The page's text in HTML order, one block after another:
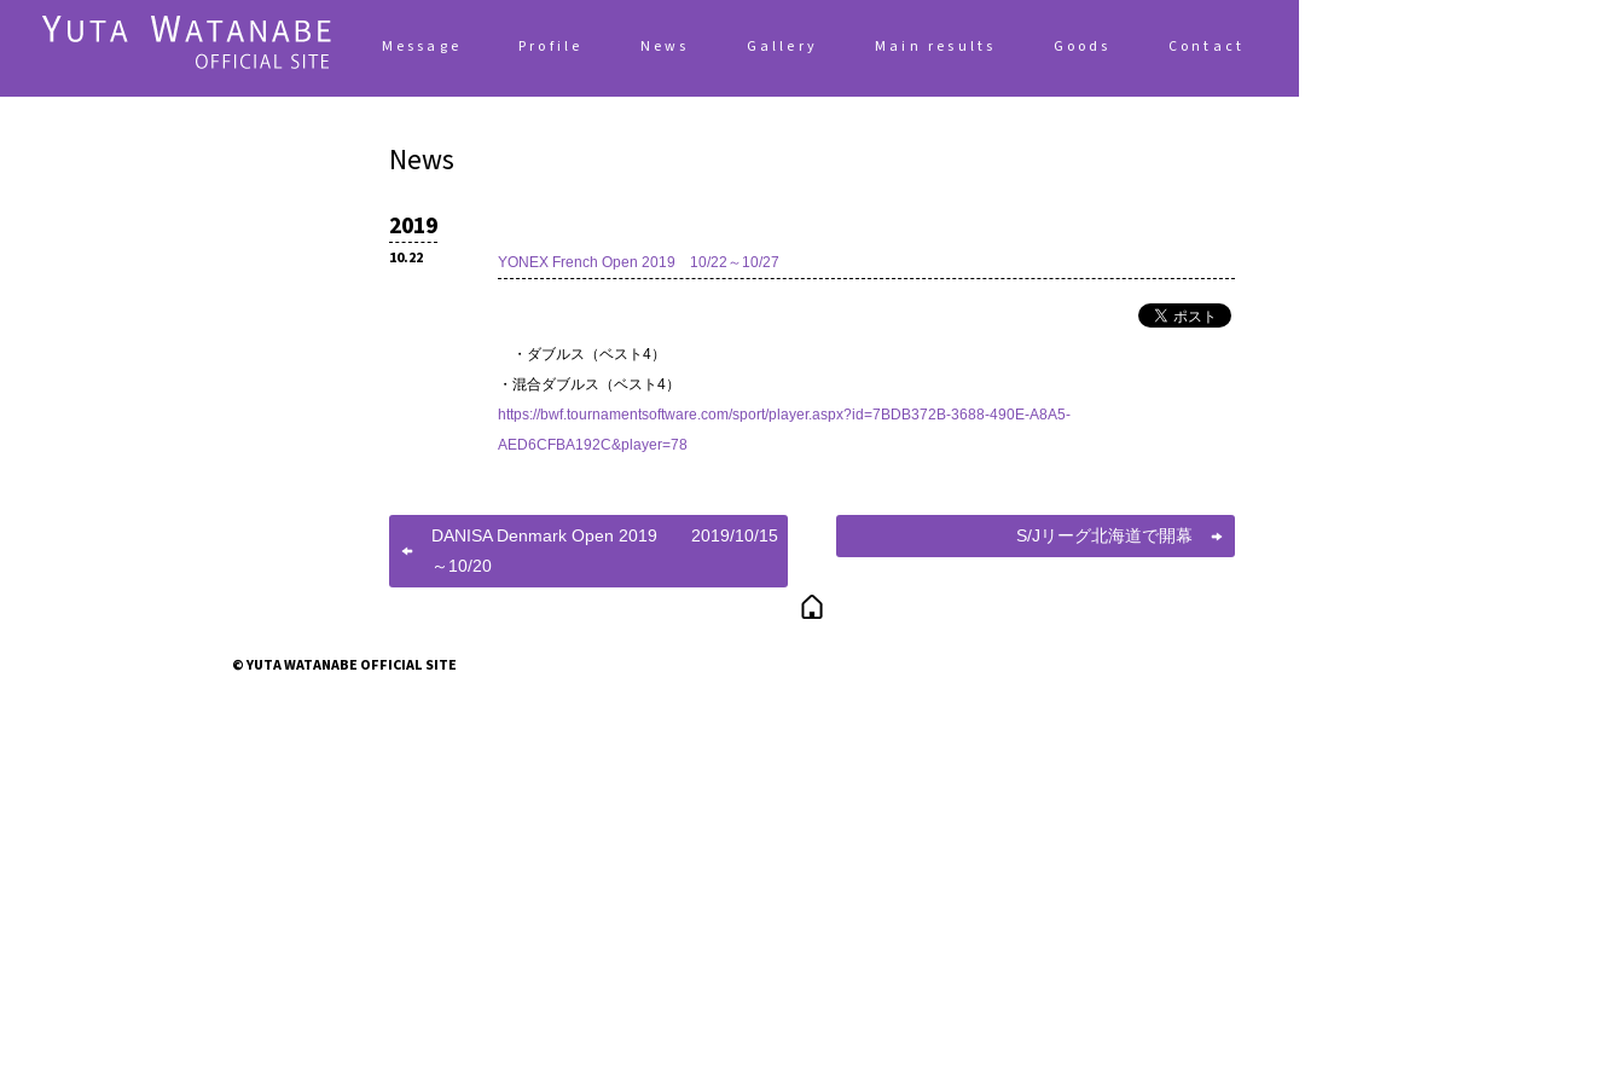
Message Profile News Gallery Main results Goods Contact
News
2019
10.22 YONEX French Open 2019 10/22～10/27
・ダブルス（ベスト4）
・混合ダブルス（ベスト4）
https://bwf.tournamentsoftware.com/sport/player.aspx?id=7BDB372B-3688-490E-A8A5-
AED6CFBA192C&player=78
DANISA Denmark Open 2019 2019/10/15
～10/20
S/Jリーグ北海道で開幕
© YUTA WATANABE OFFICIAL SITE